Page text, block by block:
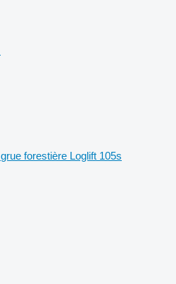
grue forestière Loglift 105s